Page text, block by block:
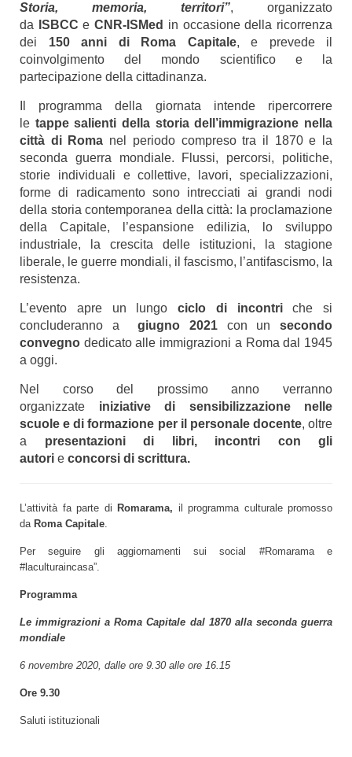
Storia, memoria, territori”, organizzato
da
ISBCC eCNR-ISMed in occasione della ricorrenza
dei 150 anni di Roma Capitale, e prevede il
coinvolgimento del mondo scientifico e la
partecipazione della cittadinanza.
Il programma della giornata intende ripercorrere
le tappe salienti della storia dell’immigrazione nella
città di Roma nel periodo compreso tra il 1870 e la
seconda guerra mondiale. Flussi, percorsi, politiche,
storie individuali e collettive, lavori, specializzazioni,
forme di radicamento sono intrecciati ai grandi nodi
della storia contemporanea della città: la proclamazione
della Capitale, l’espansione edilizia, lo sviluppo
industriale, la crescita delle istituzioni, la stagione
liberale, le guerre mondiali, il fascismo, l’antifascismo, la
resistenza.
L’evento apre un lungo ciclo di incontriche si
concluderanno agiugno 2021con unsecondo
convegno dedicato alle immigrazioni a Roma dal 1945
a oggi.
Nel corso del prossimo anno verranno
organizzate iniziative di sensibilizzazione nelle
scuole e di formazione per il personale docente, oltre
a presentazioni di libri, incontri con gli
autori e concorsi di scrittura.
L’attività fa parte di Romarama, il programma culturale promosso
da Roma Capitale.
Per seguire gli aggiornamenti sui social #Romarama e
#laculturaincasa”.
Programma
Le immigrazioni a Roma Capitale dal 1870 alla seconda guerra
mondiale
6 novembre 2020, dalle ore 9.30 alle ore 16.15
Ore 9.30
Saluti istituzionali